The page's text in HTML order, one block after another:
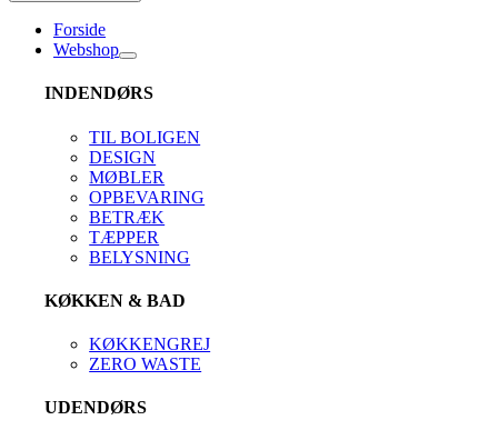
Forside
Webshop
INDENDØRS
TIL BOLIGEN
DESIGN
MØBLER
OPBEVARING
BETRÆK
TÆPPER
BELYSNING
KØKKEN & BAD
KØKKENGREJ
ZERO WASTE
UDENDØRS